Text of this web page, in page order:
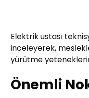
Elektrik ustası
inceleyerek,
yürütme
Önemli